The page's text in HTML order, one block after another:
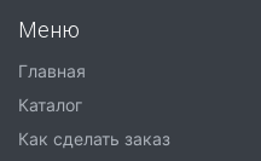
Меню
Главная
Каталог
Как сделать заказ